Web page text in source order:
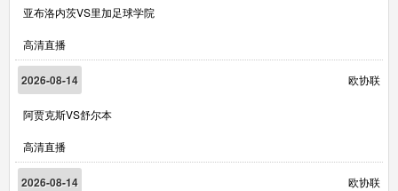
亚布洛内茨VS里加足球学院
高清直播
2026-08-14 欧协联
阿贾克斯VS舒尔本
高清直播
2026-08-14 欧协联